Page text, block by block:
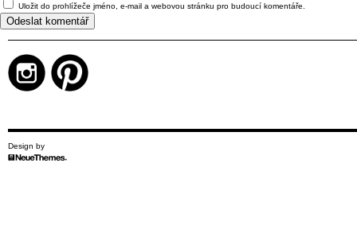
Uložit do prohlížeče jméno, e-mail a webovou stránku pro budoucí komentáře.
Design by